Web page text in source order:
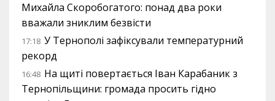
Михайла Скоробогатого: понад два роки
вважали зниклим безвісти
17:18 У Тернополі зафіксували температурний
рекорд
16:48 На щиті повертається Іван Карабаник з
Тернопільщини: громада просить гідно